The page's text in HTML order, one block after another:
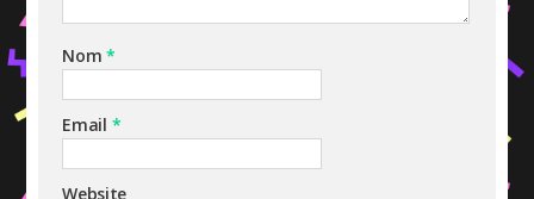
Nom*
Email *
Website